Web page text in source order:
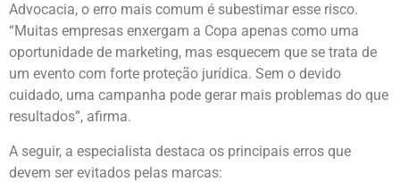
Advocacia, o erro mais comum é subestimar esse risco.
“Muitas empresas enxergam a Copa apenas como uma
oportunidade de marketing, mas esquecem que se trata de
um evento com forte proteção jurídica. Sem o devido
cuidado, uma campanha pode gerar mais problemas do que
resultados”, afirma.
A seguir, a especialista destaca os principais erros que
devem ser evitados pelas marcas: